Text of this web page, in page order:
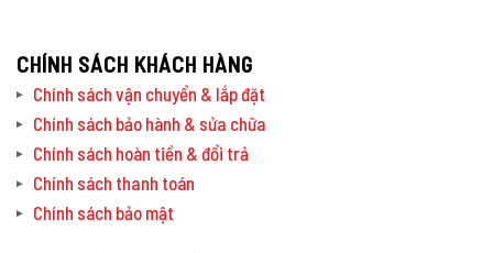
CHÍNH SÁCH KHÁCH HÀNG
Chính sách vận chuyển & lắp đặt
Chính sách bảo hành & sửa chữa
Chính sách hoàn tiền & đổi trả
Chính sách thanh toán
Chính sách bảo mật